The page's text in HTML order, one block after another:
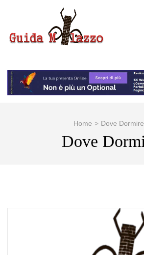
(premi
Home > Dove Dormire
Dove